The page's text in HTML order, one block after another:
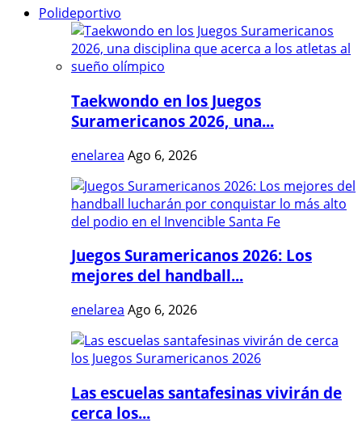
Polideportivo
Taekwondo en los Juegos
Suramericanos 2026, una...
enelarea Ago 6, 2026
Juegos Suramericanos 2026: Los
mejores del handball...
enelarea Ago 6, 2026
Las escuelas santafesinas vivirán de
cerca los...